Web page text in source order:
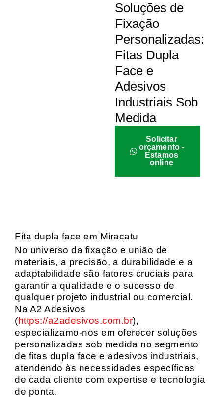
Soluções de
Fixação
Personalizadas:
Fitas Dupla
Face e
Adesivos
Industriais Sob
Medida
Solicitar
orçamento -
Estamos
online
Fita dupla face em Miracatu
No universo da fixação e união de
materiais, a precisão, a durabilidade e a
adaptabilidade são fatores cruciais para
garantir a qualidade e o sucesso de
qualquer projeto industrial ou comercial.
Na A2 Adesivos
(https://a2adesivos.com.br),
especializamo-nos em oferecer soluções
personalizadas sob medida no segmento
de fitas dupla face e adesivos industriais,
atendendo às necessidades específicas
de cada cliente com expertise e tecnologia
de ponta.